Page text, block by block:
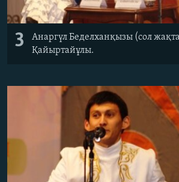
3
Анаргүл Беделханқызы (сол
Қайыртайұлы.